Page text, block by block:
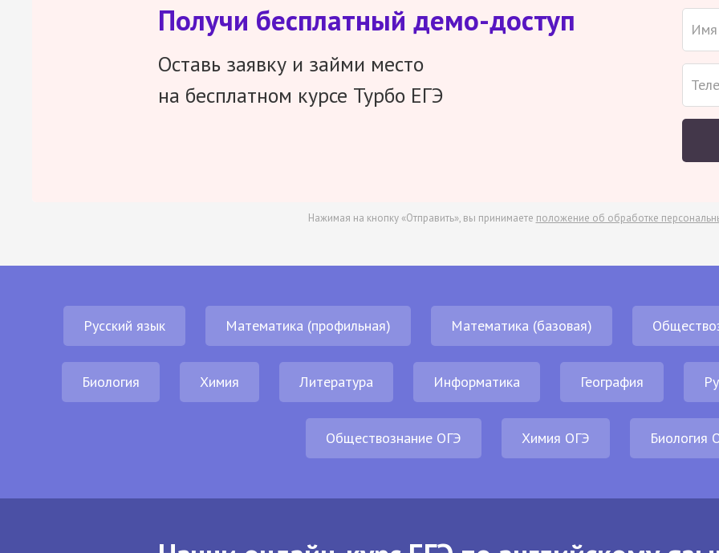
Получи бесплатный демо-доступ
Оставь заявку и займи место
на бесплатном курсе Турбо ЕГЭ
Нажимая на кнопку «Отправить», вы принимаете положение об обработке
Русский язык Математика (профильная) Математика (базовая)
Биология Химия Литература Информатика География
Обществознание ОГЭ Химия ОГЭ Биология